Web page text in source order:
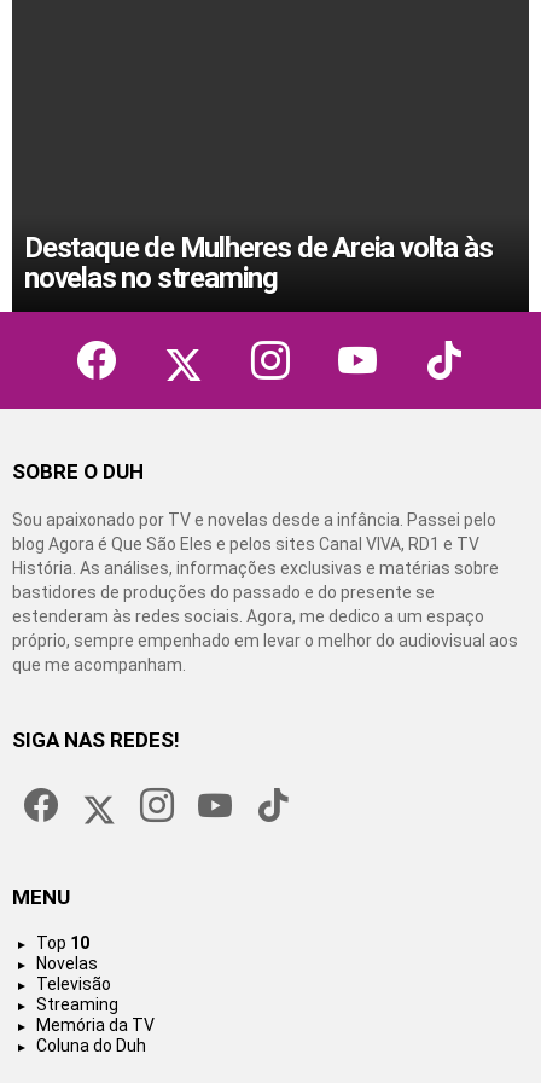
Destaque de Mulheres de Areia volta às
novelas no streaming
facebook instagram youtube tiktok
SOBRE O DUH
Sou apaixonado por TV e novelas desde a infância. Passei pelo
blog Agora é Que São Eles e pelos sites Canal VIVA, RD1 e TV
História. As análises, informações exclusivas e matérias sobre
bastidores de produções do passado e do presente se
estenderam às redes sociais. Agora, me dedico a um espaço
próprio, sempre empenhado em levar o melhor do audiovisual aos
que me acompanham.
SIGA NAS REDES!
MENU
Top 10
Novelas
Televisão
Streaming
Memória da TV
Coluna do Duh